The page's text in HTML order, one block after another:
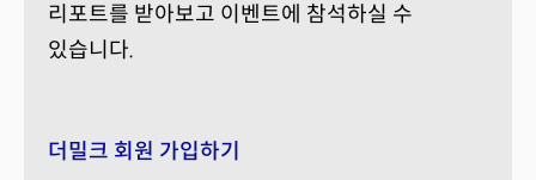
리포트를 받아보고 이벤트에 참석하실 수
있습니다.
더밀크 회원 가입하기